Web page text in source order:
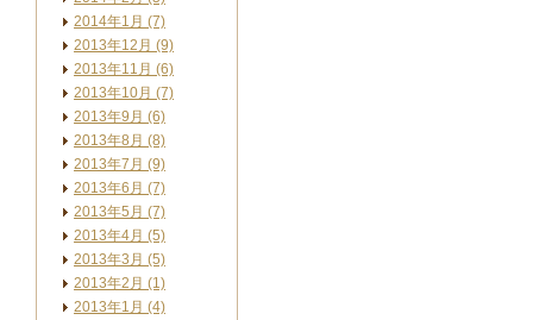
2014年1月 (7)
2013年12月 (9)
2013年11月 (6)
2013年10月 (7)
2013年9月 (6)
2013年8月 (8)
2013年7月 (9)
2013年6月 (7)
2013年5月 (7)
2013年4月 (5)
2013年3月 (5)
2013年2月 (1)
2013年1月 (4)